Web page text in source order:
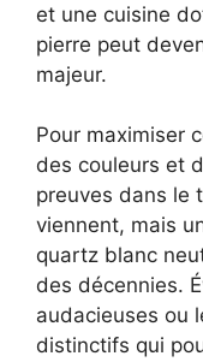
et une cuisine
pierre peut
majeur.
Pour maximiser
des couleurs et
preuves dans le
viennent, mais
quartz blanc
des décennies.
audacieuses ou
distinctifs qui